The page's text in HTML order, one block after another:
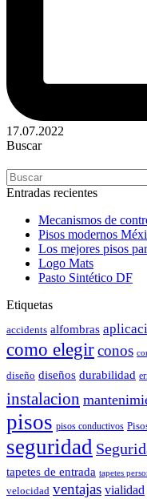
17.07.2022
Buscar
Entradas recientes
Mecanismos de
Pisos modernos
Los mejores pisos
Logo Mats
Pasto Sintético DF
Etiquetas
accidents alfombras
como elegirconos
diseño diseños durabilidad
instalacion
pisos pisos conductivos
seguridad
tapetes de entrada tapetes
velocidad ventajas vialidad